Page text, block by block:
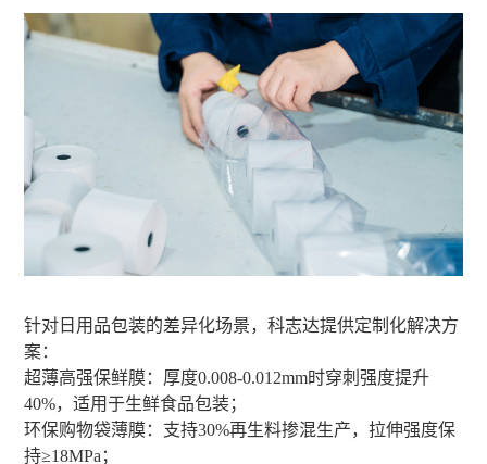
针对日用品包装的差异化场景，科志达提供定制化解决方
案：
超薄高强保鲜膜：厚度0.008-0.012mm时穿刺强度提升
40%，适用于生鲜食品包装；
环保购物袋薄膜：支持30%再生料掺混生产，拉伸强度保
持≥18MPa；